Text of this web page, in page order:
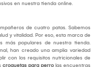
en nuestra tienda online.
de cuatro patas. Sabemos
y vitalidad. Por eso, esta marca de
populares de nuestra tienda.
han creado una amplia variedad
con los requisitos nutricionales de
croquetas para perrolas encuentras